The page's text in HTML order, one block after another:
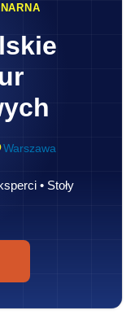
Warszawa
• Stoły